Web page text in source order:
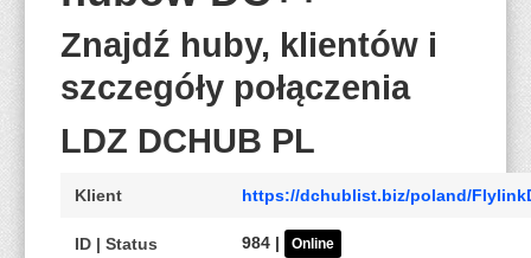
Znajdź huby, klientów i
szczegóły połączenia
LDZ DCHUB PL
Klient https://dchublist.biz/poland/
ID | Status 984 | Online